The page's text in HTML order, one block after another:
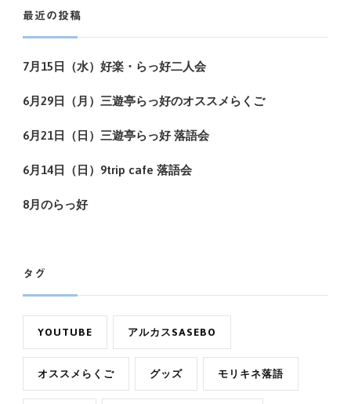
最近の投稿
7月15日（水）好楽・らっ好二人会
6月29日（月）三遊亭らっ好のオススメらくご
6月21日（日）三遊亭らっ好 落語会
6月14日（日）9trip cafe 落語会
8月のらっ好
タグ
YOUTUBE アルカスSASEBO
オススメらくご グッズ モリキネ落語